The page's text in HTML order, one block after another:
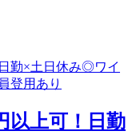
以上可！日勤